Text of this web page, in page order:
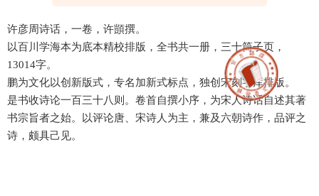
许彦周诗话，一卷，许顗撰。
以百川学海本为底本精校排版，全书共一册，三十筒子页，
13014字。
鹏为文化以创新版式，专名加新式标点，独创宋刻字库排版。
是书收诗论一百三十八则。卷首自撰小序，为宋人诗话自述其著
书宗旨者之始。以评论唐、宋诗人为主，兼及六朝诗作，品评之
诗，颇具己见。